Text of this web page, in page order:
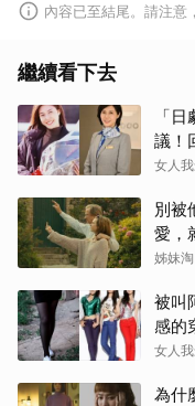
內容已至結尾。請注意
繼續看下去
「
議！
食是
女人
別被
愛，
姊妹淘
被叫
感的
女人
為什